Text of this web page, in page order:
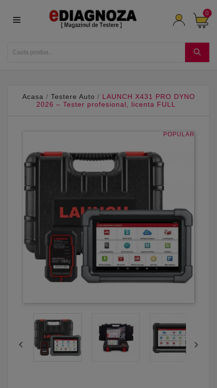
0
Acasa Testere Auto
LAUNCH X431 PRO DYNO
2026 – Tester profesional, licenta FULL
POPULAR
 